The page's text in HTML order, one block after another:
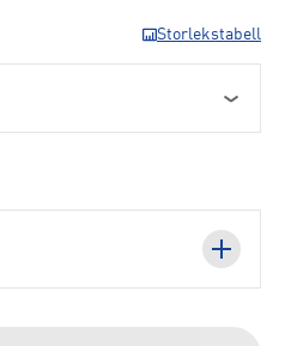
Storlekstabell